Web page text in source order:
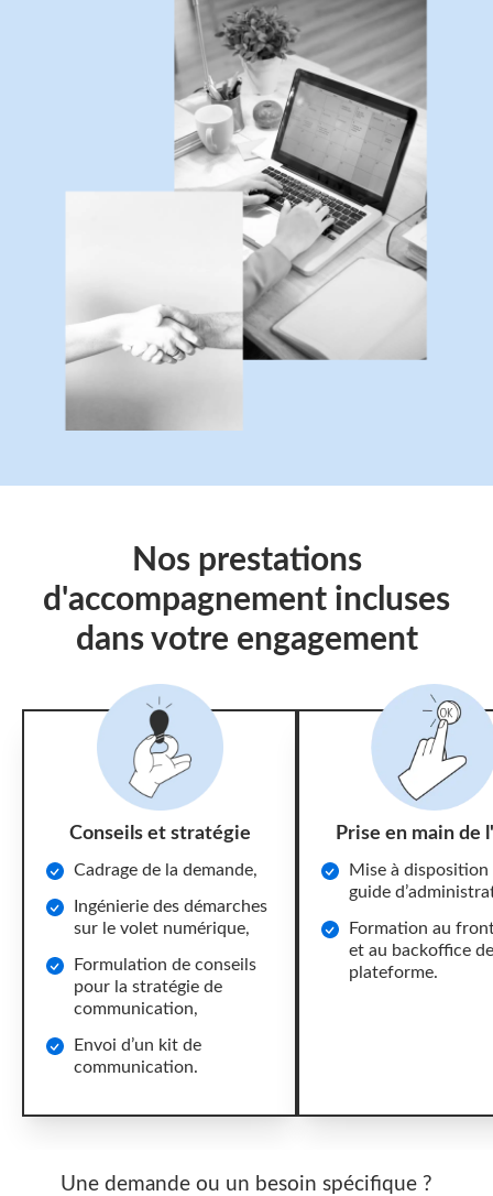
Nos prestations
d'accompagnement incluses
dans votre engagement
Conseils et stratégie
Cadrage de la demande,
Ingénierie des démarches
sur le volet numérique,
Formulation de conseils
pour la stratégie de
communication,
Envoi d’un kit de
communication.
Prise en main de
Mise à disposition
guide
Formation au
et au backoffice
plateforme.
Une demande ou un besoin spécifique ?